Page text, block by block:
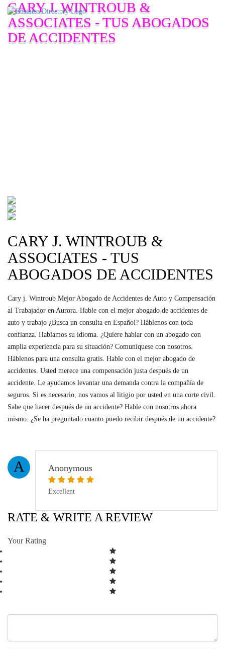
CARY J. WINTROUB &
ASSOCIATES - TUS ABOGADOS
DE ACCIDENTES
CARY J. WINTROUB &
ASSOCIATES - TUS
ABOGADOS DE ACCIDENTES
Cary j. Wintroub Mejor Abogado de Accidentes de Auto y Compensación
al Trabajador en Aurora. Hable con el mejor abogado de accidentes de
auto y trabajo ¿Busca un consulta en Español? Háblenos con toda
confianza. Hablamos su idioma. ¿Quiere hablar con un abogado con
amplia experiencia para su situación? Comuníquese con nosotros.
Háblenos para una consulta gratis. Hable con el mejor abogado de
accidentes. Usted merece una compensación justa después de un
accidente. Le ayudamos levantar una demanda contra la compañía de
seguros. Si es necesario, nos vamos al litigio por usted en una corte civil.
Sabe que hacer después de un accidente? Hable con nosotros ahora
mismo. ¿Se ha preguntado cuanto puedo recibir después de un accidente?
A Anonymous
Excellent
RATE & WRITE A REVIEW
Your Rating